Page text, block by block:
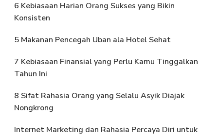
6 Kebiasaan Harian Orang Sukses yang Bikin
Konsisten
5 Makanan Pencegah Uban ala Hotel Sehat
7 Kebiasaan Finansial yang Perlu Kamu Tinggalkan
Tahun Ini
8 Sifat Rahasia Orang yang Selalu Asyik Diajak
Nongkrong
Internet Marketing dan Rahasia Percaya Diri untuk